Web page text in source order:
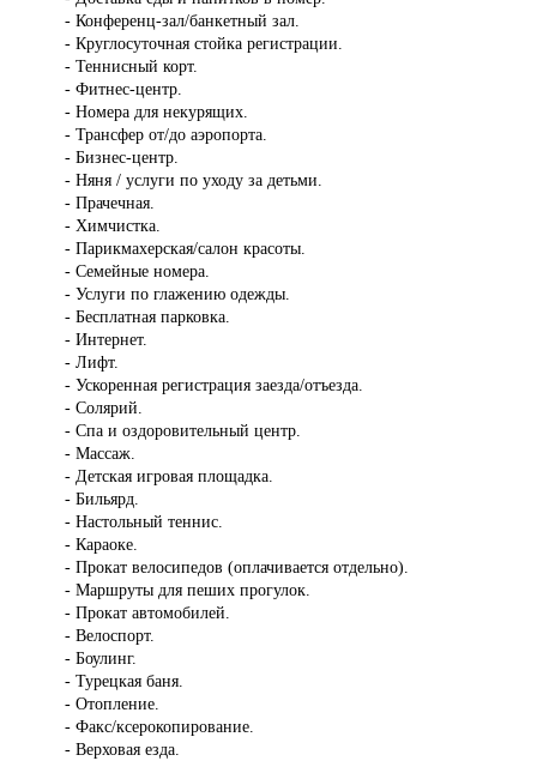
- Конференц-зал/банкетный зал.
- Круглосуточная стойка регистрации.
- Теннисный корт.
- Фитнес-центр.
- Номера для некурящих.
- Трансфер от/до аэропорта.
- Бизнес-центр.
- Няня / услуги по уходу за детьми.
- Прачечная.
- Химчистка.
- Парикмахерская/салон красоты.
- Семейные номера.
- Услуги по глажению одежды.
- Бесплатная парковка.
- Интернет.
- Лифт.
- Ускоренная регистрация заезда/отъезда.
- Солярий.
- Спа и оздоровительный центр.
- Массаж.
- Детская игровая площадка.
- Бильярд.
- Настольный теннис.
- Караоке.
- Прокат велосипедов (оплачивается отдельно).
- Маршруты для пеших прогулок.
- Прокат автомобилей.
- Велоспорт.
- Боулинг.
- Турецкая баня.
- Отопление.
- Факс/ксерокопирование.
- Верховая езда.